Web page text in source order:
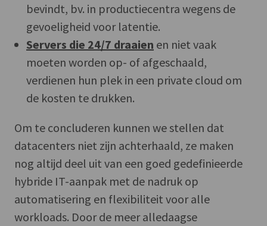
bevindt, bv. in productiecentra wegens de
gevoeligheid voor latentie.
Servers die 24/7 draaien en niet vaak
moeten worden op- of afgeschaald,
verdienen hun plek in een private cloud om
de kosten te drukken.
Om te concluderen kunnen we stellen dat
datacenters niet zijn achterhaald, ze maken
nog altijd deel uit van een goed gedefinieerde
hybride IT-aanpak met de nadruk op
automatisering en flexibiliteit voor alle
workloads. Door de meer alledaagse